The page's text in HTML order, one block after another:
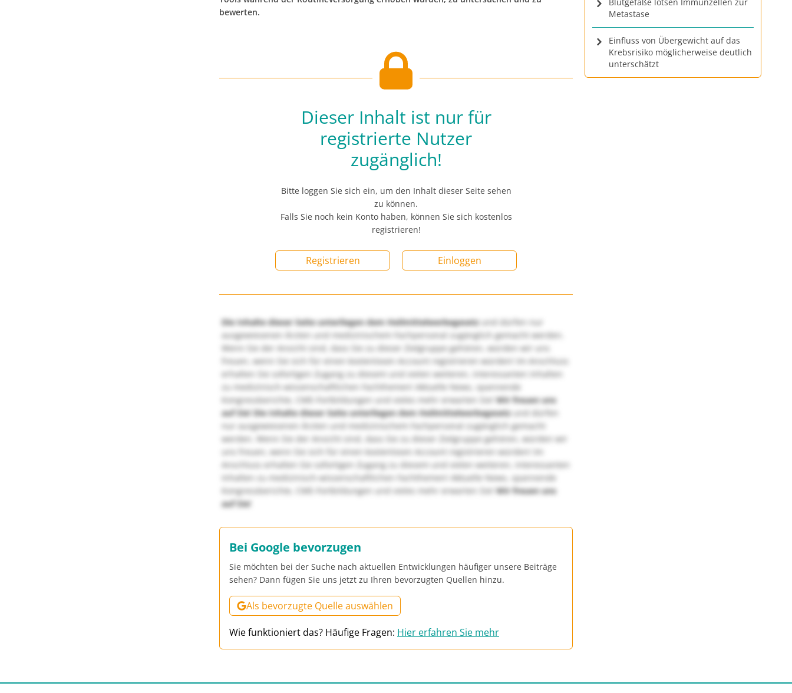
bewerten.
Dieser Inhalt ist nur für
registrierte Nutzer
zugänglich!
Bitte loggen Sie sich ein, um den Inhalt dieser Seite sehen
zu können.
Falls Sie noch kein Konto haben, können Sie sich kostenlos
registrieren!
Registrieren Einloggen
Die Inhalte dieser Seite unterliegen dem Heilmittelwerbegesetzund dürfen nur
ausgewiesenen Ärzten und medizinischem Fachpersonal zugänglich gemacht werden.
Wenn Sie der Ansicht sind, dass Sie zu dieser Zielgruppe gehören, würden wir uns
freuen, wenn Sie sich für einen kostenlosen Account registrieren würden! Im Anschluss
erhalten Sie sofortigen Zugang zu diesem und vielen weiteren, interessanten Inhalten
zu medizinisch-wissenschaftlichen Fachthemen! Aktuelle News, spannende
Kongressberichte, CME-Fortbildungen und vieles mehr erwarten Sie!Wir freuen uns
auf Sie! Die Inhalte dieser Seite unterliegen dem Heilmittelwerbegesetzund dürfen
nur ausgewiesenen Ärzten und medizinischem Fachpersonal zugänglich gemacht
werden. Wenn Sie der Ansicht sind, dass Sie zu dieser Zielgruppe gehören, würden wir
uns freuen, wenn Sie sich für einen kostenlosen Account registrieren würden! Im
Anschluss erhalten Sie sofortigen Zugang zu diesem und vielen weiteren, interessanten
Inhalten zu medizinisch-wissenschaftlichen Fachthemen! Aktuelle News, spannende
Kongressberichte, CME-Fortbildungen und vieles mehr erwarten Sie! Wir freuen uns
auf Sie!
Bei Google bevorzugen
Sie möchten bei der Suche nach aktuellen Entwicklungen häufiger unsere Beiträge
sehen? Dann fügen Sie uns jetzt zu Ihren bevorzugten Quellen hinzu.
Als bevorzugte Quelle auswählen
Wie funktioniert das? Häufige Fragen: Hier erfahren Sie mehr
Metastase
Einfluss von Übergewicht auf das
Krebsrisiko möglicherweise deutlich
unterschätzt